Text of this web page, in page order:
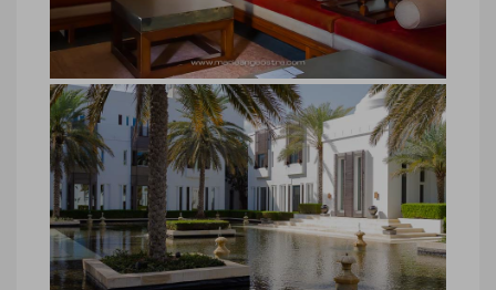
hôtel luxe Oman, The Chedi
chambre
hôtel luxe Oman, The Chedi chambre ©
Marie-Ange Ostré